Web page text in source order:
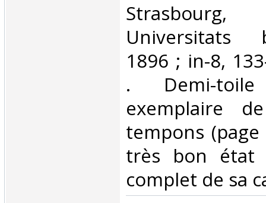
‎Strasbourg,
Universitats
1896 ; in-8,
. Demi-
exemplaire
tempons
très bon état
complet de sa